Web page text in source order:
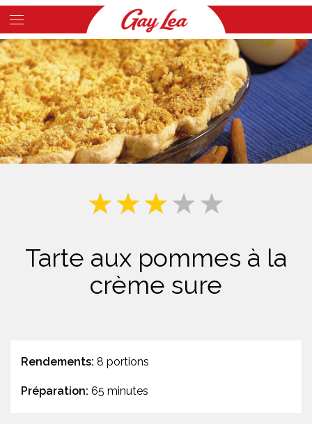
Skip
to
main
content
Main
Content
Tarte aux pommes à la
crème sure
Rendements: 8 portions
Préparation: 65 minutes